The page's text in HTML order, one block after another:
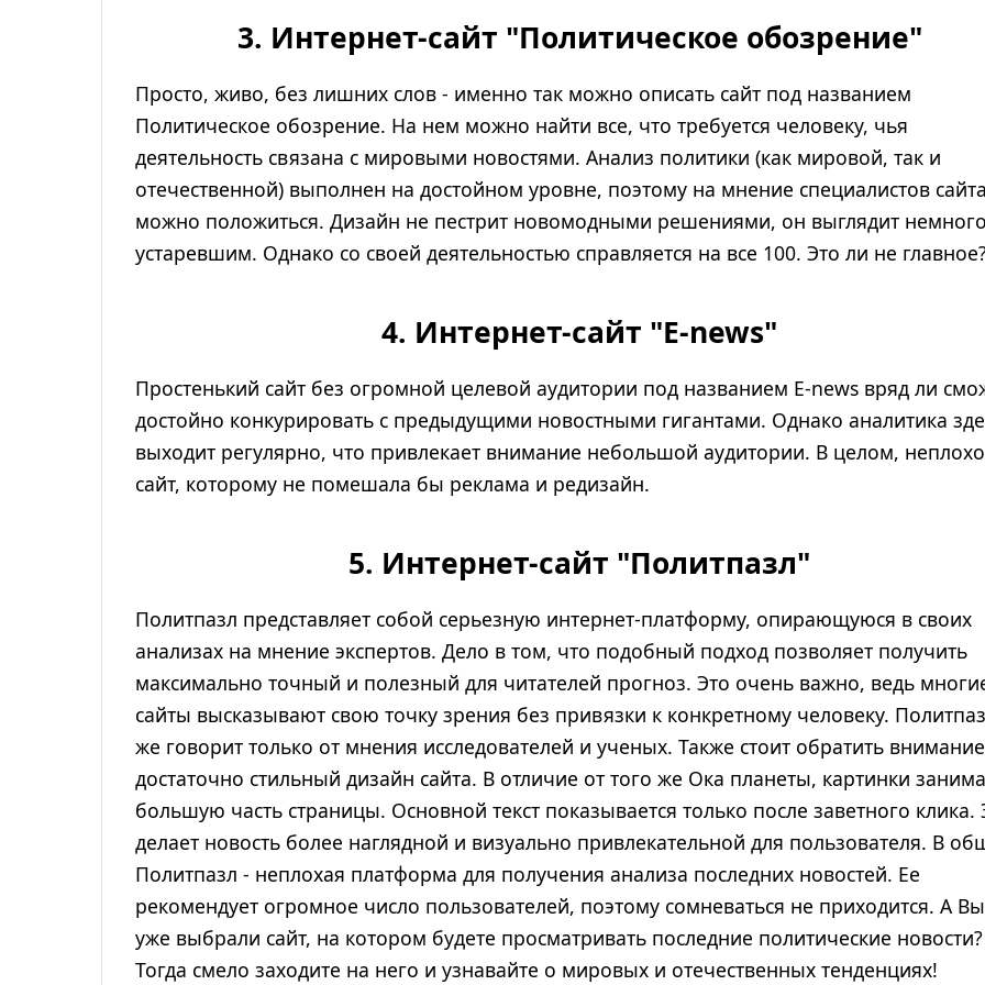
3. Интернет-сайт "Политическое обозрение"
Просто, живо, без лишних слов - именно так можно описать сайт под названием
Политическое обозрение. На нем можно найти все, что требуется человеку, чья
деятельность связана с мировыми новостями. Анализ политики (как мировой, так и
отечественной) выполнен на достойном уровне, поэтому на мнение специалистов сайта
можно положиться. Дизайн не пестрит новомодными решениями, он выглядит немного
устаревшим. Однако со своей деятельностью справляется на все 100. Это ли не
4. Интернет-сайт "E-news"
Простенький сайт без огромной целевой аудитории под названием E-news вряд ли
достойно конкурировать с предыдущими новостными гигантами. Однако аналитика
выходит регулярно, что привлекает внимание небольшой аудитории. В целом,
сайт, которому не помешала бы реклама и редизайн.
5. Интернет-сайт "Политпазл"
Политпазл представляет собой серьезную интернет-платформу, опирающуюся в своих
анализах на мнение экспертов. Дело в том, что подобный подход позволяет получить
максимально точный и полезный для читателей прогноз. Это очень важно, ведь
сайты высказывают свою точку зрения без привязки к конкретному человеку.
же говорит только от мнения исследователей и ученых. Также стоит обратить
достаточно стильный дизайн сайта. В отличие от того же Ока планеты, картинки
большую часть страницы. Основной текст показывается только после заветного клика.
делает новость более наглядной и визуально привлекательной для пользователя. В
Политпазл - неплохая платформа для получения анализа последних новостей. Ее
рекомендует огромное число пользователей, поэтому сомневаться не приходится. А Вы
уже выбрали сайт, на котором будете просматривать последние политические новости?
Тогда смело заходите на него и узнавайте о мировых и отечественных тенденциях!